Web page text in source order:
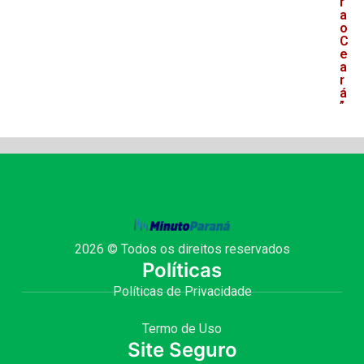
a
o
C
e
a
r
á
”
2026 © Todos os direitos reservados
Políticas
Políticas de Privacidade
Termo de Uso
Site Seguro